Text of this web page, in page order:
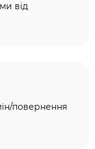
від
повернення